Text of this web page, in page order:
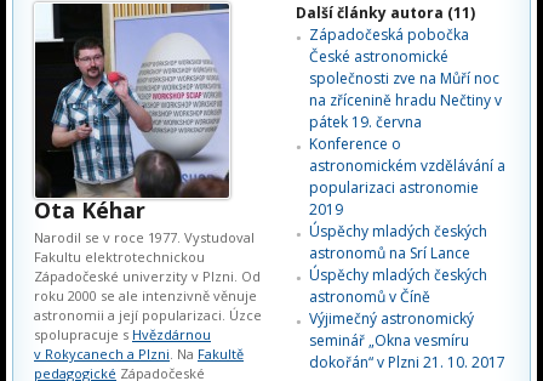
Ota Kéhar
Narodil se v roce 1977. Vystudoval
Fakultu elektrotechnickou
Západočeské univerzity v Plzni. Od
roku 2000 se ale intenzivně věnuje
astronomii a její popularizaci. Úzce
spolupracuje s Hvězdárnou
v Rokycanech a Plzni . Na Fakultě
pedagogické Západočeské
Další články autora (11)
Západočeská pobočka
České astronomické
společnosti zve na Můří noc
na zřícenině hradu Nečtiny v
pátek 19. června
Konference o
astronomickém vzdělávání a
popularizaci astronomie
2019
Úspěchy mladých českých
astronomů na Srí Lance
Úspěchy mladých českých
astronomů v Číně
Výjimečný astronomický
seminář „Okna vesmíru
dokořán“ v Plzni 21. 10. 2017